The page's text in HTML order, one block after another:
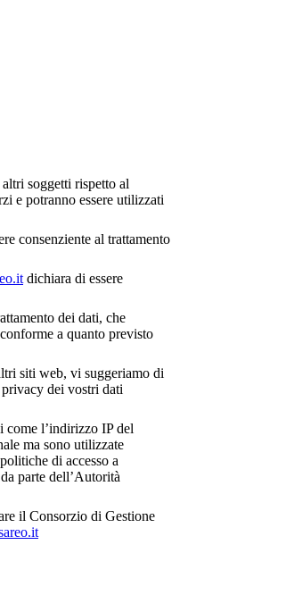
soggetti rispetto al
e potranno essere utilizzati
consenziente al trattamento
dichiara di essere
dei dati, che
a quanto previsto
siti web, vi suggeriamo di
dei vostri dati
come l’indirizzo IP del
ma sono utilizzate
di accesso a
parte dell’Autorità
il Consorzio di Gestione